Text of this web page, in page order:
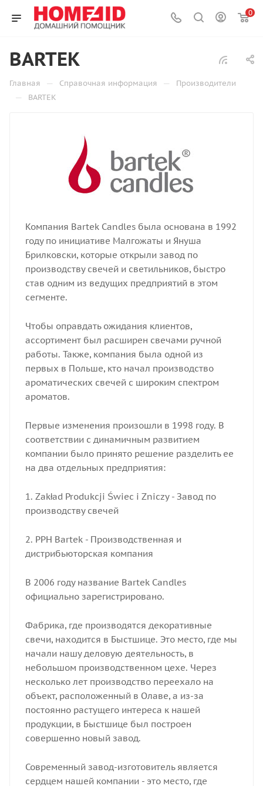
0
BARTEK
Главная — Справочная информация — Производители
— BARTEK
Компания Bartek Candles была основана в 1992
году по инициативе Малгожаты и Януша
Брилковски, которые открыли завод по
производству свечей и светильников, быстро
став одним из ведущих предприятий в этом
сегменте.
Чтобы оправдать ожидания клиентов,
ассортимент был расширен свечами ручной
работы. Также, компания была одной из
первых в Польше, кто начал производство
ароматических свечей с широким спектром
ароматов.
Первые изменения произошли в 1998 году. В
соответствии с динамичным развитием
компании было принято решение разделить ее
на два отдельных предприятия:
1. Zakład Produkcji Świec i Zniczy - Завод по
производству свечей
2. PPH Bartek - Производственная и
дистрибьюторская компания
В 2006 году название Bartek Candles
официально зарегистрировано.
Фабрика, где производятся декоративные
свечи, находится в Быстшице. Это место, где мы
начали нашу деловую деятельность, в
небольшом производственном цехе. Через
несколько лет производство переехало на
объект, расположенный в Олаве, а из-за
постоянно растущего интереса к нашей
продукции, в Быстшице был построен
совершенно новый завод.
Современный завод-изготовитель является
сердцем нашей компании - это место, где